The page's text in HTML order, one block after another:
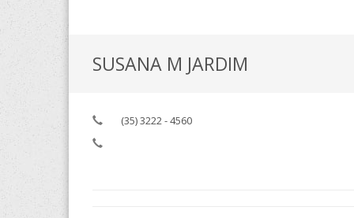
SUSANA M JARDIM
(35) 3222 - 4560